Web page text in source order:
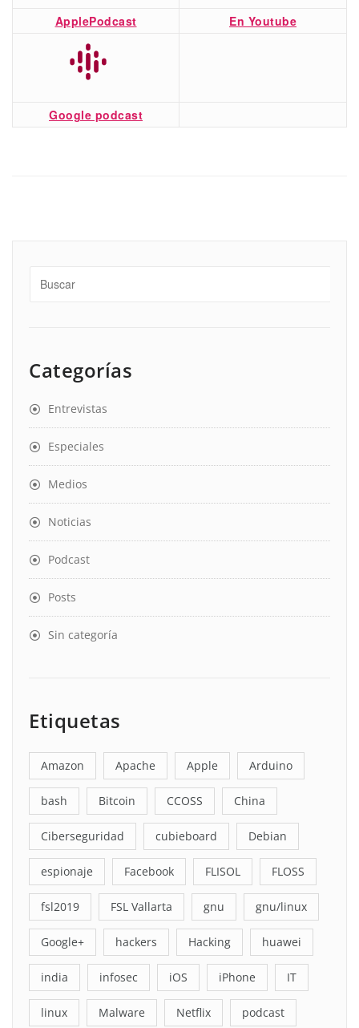
ApplePodcast En Youtube
Google podcast
Categorías
Entrevistas
Especiales
Medios
Noticias
Podcast
Posts
Sin categoría
Etiquetas
Amazon Apache Apple Arduino
bash Bitcoin CCOSS China
Ciberseguridad cubieboard Debian
espionaje Facebook FLISOL FLOSS
fsl2019 FSL Vallarta gnu gnu/linux
Google+ hackers Hacking huawei
india infosec iOS iPhone IT
linux Malware Netflix podcast